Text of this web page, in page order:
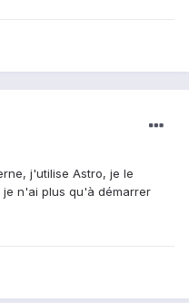
j'utilise Astro, je le
n'ai plus qu'à démarrer